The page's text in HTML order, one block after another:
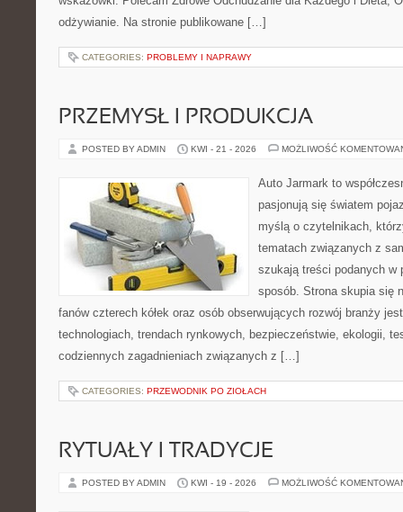
odżywianie. Na stronie publikowane […]
CATEGORIES: PROBLEMY I NAPRAWY
PRZEMYSŁ I PRODUKCJA
POSTED BY ADMIN KWI - 21 - 2026 MOŻLIWOŚĆ
Auto Jarmark to
pasjonują się światem
myślą o czytelnikach,
tematach związanych z
szukają treści podanych w
sposób. Strona skupia się
fanów czterech kółek oraz osób obserwujących rozwój branży
technologiach, trendach rynkowych, bezpieczeństwie, ekologii,
codziennych zagadnieniach związanych z […]
CATEGORIES: PRZEWODNIK PO ZIOŁACH
RYTUAŁY I TRADYCJE
POSTED BY ADMIN KWI - 19 - 2026 MOŻLIWOŚĆ